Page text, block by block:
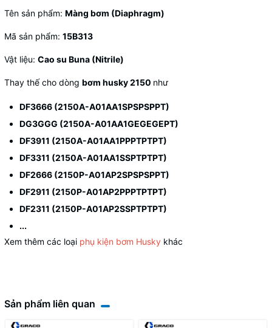
Tên sản phẩm: Màng bơm (Diaphragm)
Mã sản phẩm: 15B313
Vật liệu: Cao su Buna (Nitrile)
Thay thế cho dòng bơm husky 2150 như
DF3666 (2150A-A01AA1SPSPSPPT)
DG3GGG (2150A-A01AA1GEGEGEPT)
DF3911 (2150A-A01AA1PPPTPTPT)
DF3311 (2150A-A01AA1SSPTPTPT)
DF2666 (2150P-A01AP2SPSPSPPT)
DF2911 (2150P-A01AP2PPPTPTPT)
DF2311 (2150P-A01AP2SSPTPTPT)
...
Xem thêm các loại phụ kiện bơm Husky khác
Sản phẩm liên quan